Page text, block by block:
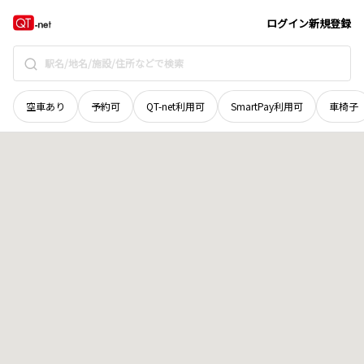
ログイン新規登録
空車あり 予約可 QT-net利用可 SmartPay利用可 車椅子
新潟県